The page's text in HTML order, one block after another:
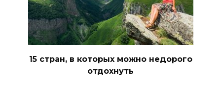
15 стран, в которых можно недорого
отдохнуть